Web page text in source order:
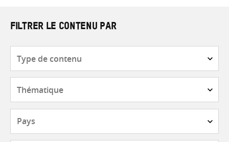
FILTRER LE CONTENU PAR
contenu